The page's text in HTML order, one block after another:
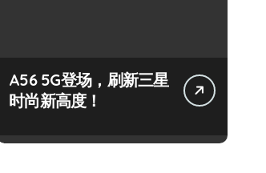
A56 5G登场，刷新三星
时尚新高度！